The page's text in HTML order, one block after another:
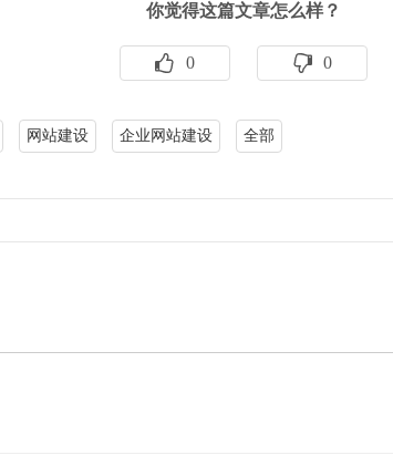
你觉得这篇文章怎么样？
0 0
网站建设 企业网站建设 全部